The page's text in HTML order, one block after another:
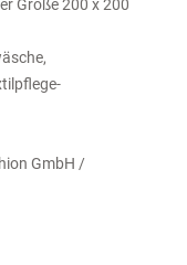
Größe 200 x 200
GmbH /